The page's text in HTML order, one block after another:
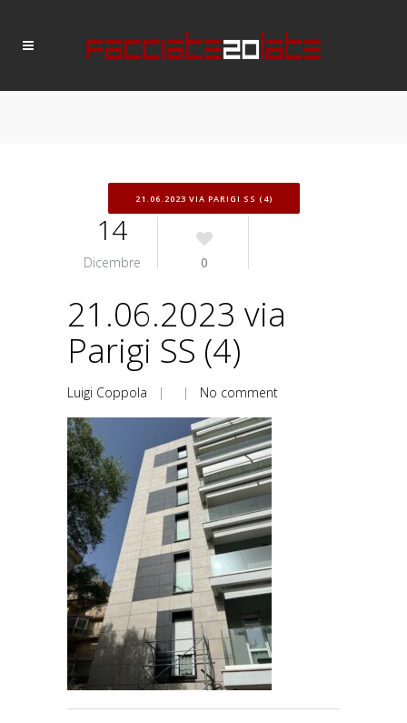
21.06.2023 VIA PARIGI SS (4)
14
Dicembre 0
21.06.2023 via
Parigi SS (4)
Luigi Coppola | | No comment